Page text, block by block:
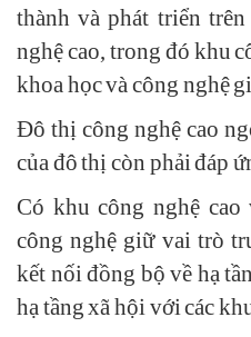
thành và phát triển
nghệ cao, trong đó khu
khoa học và công nghệ
Đô thị công nghệ cao
của đô thị còn phải đáp
Có khu công nghệ
công nghệ giữ vai trò
kết nối đồng bộ về hạ
hạ tầng xã hội với các